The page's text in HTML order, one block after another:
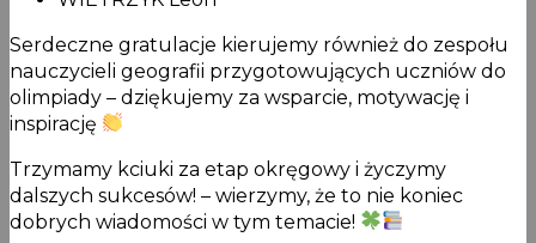
Serdeczne gratulacje kierujemy również do zespołu
nauczycieli geografii przygotowujących uczniów do
olimpiady – dziękujemy za wsparcie, motywację i
inspirację
Trzymamy kciuki za etap okręgowy i życzymy
dalszych sukcesów! – wierzymy, że to nie koniec
dobrych wiadomości w tym temacie!